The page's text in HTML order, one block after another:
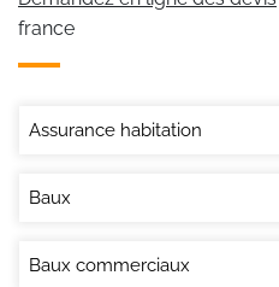
france
Assurance habitation
Baux
Baux commerciaux